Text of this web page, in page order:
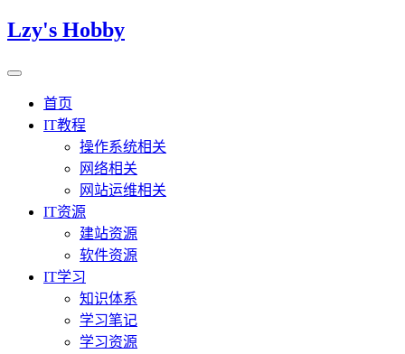
Lzy's Hobby
首页
IT教程
操作系统相关
网络相关
网站运维相关
IT资源
建站资源
软件资源
IT学习
知识体系
学习笔记
学习资源